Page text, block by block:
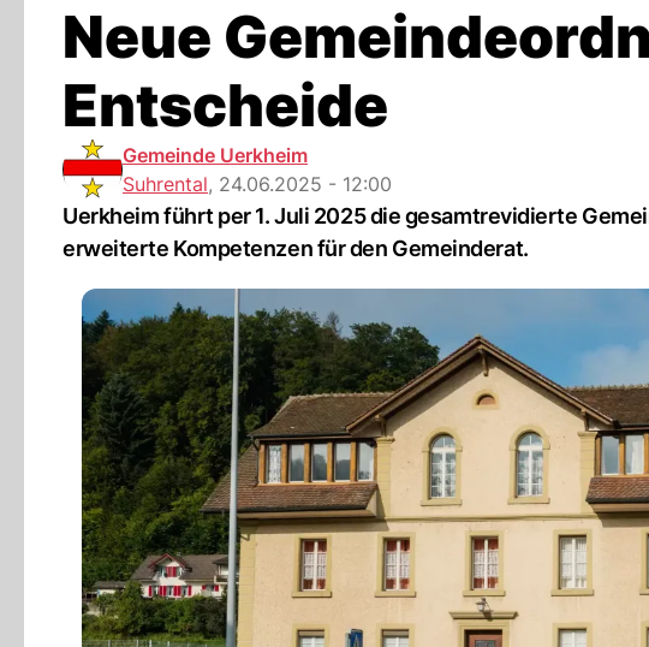
Neue
Entscheide
Gemeinde Uerkheim
Suhrental, 24.06.2025 - 12:00
Uerkheim führt per 1. Juli 2025 die gesamtrevidierte
erweiterte Kompetenzen für den Gemeinderat.